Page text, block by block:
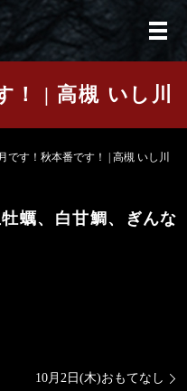
メ
！ | 高槻 いし川
です！秋本番です！ | 高槻 いし川
蠣、白甘鯛、ぎんな
10月2日(木)おもてなし